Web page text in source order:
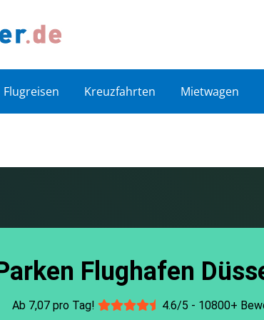
Flugreisen Kreuzfahrten Mietwagen